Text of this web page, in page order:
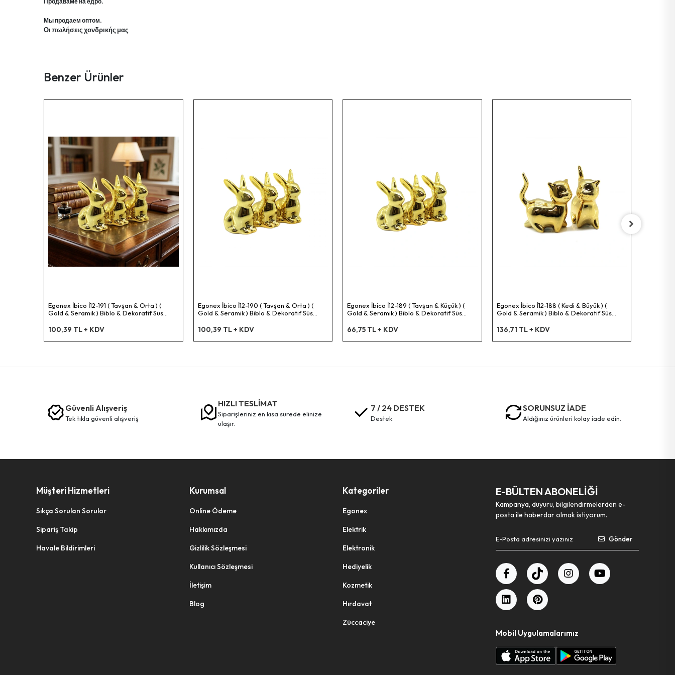
Мы продаем оптом.
Οι πωλήσεις χονδρικής μας
Benzer Ürünler
Egonex İbico İ12-191 ( Tavşan & Orta ) (
Gold & Seramik ) Biblo & Dekoratif Süs
100,39 TL + KDV
Egonex İbico İ12-190 ( Tavşan & Orta ) (
Gold & Seramik ) Biblo & Dekoratif Süs
100,39 TL + KDV
Egonex İbico İ12-189 ( Tavşan & Küçük ) (
Gold & Seramik ) Biblo & Dekoratif Süs
66,75 TL + KDV
Egonex İbico İ12-188 ( Kedi & Büyük ) (
Gold & Seramik ) Biblo & Dekoratif Süs
136,71 TL + KDV
Güvenli Alışveriş
tek tikla güvenli̇ alişveri̇ş
HIZLI TESLİMAT
siparişleriniz en kısa sürede elinize
ulaşır.
7 / 24 DESTEK
destek
SORUNSUZ İADE
aldığınız ürünleri kolay iade edin.
Müşteri Hizmetleri
Sıkça Sorulan Sorular
Sipariş Takip
Havale Bildirimleri
Kurumsal
Online Ödeme
Hakkımızda
Gizlilik Sözleşmesi
Kullanıcı Sözleşmesi
İletişim
Blog
Kategoriler
Egonex
Elektrik
Elektronik
Hediyelik
Kozmetik
Hırdavat
Züccaciye
E-BÜLTEN ABONELİĞİ
Kampanya, duyuru, bilgilendirmelerden e-
posta ile haberdar olmak istiyorum.
Gönder
Mobil Uygulamalarımız